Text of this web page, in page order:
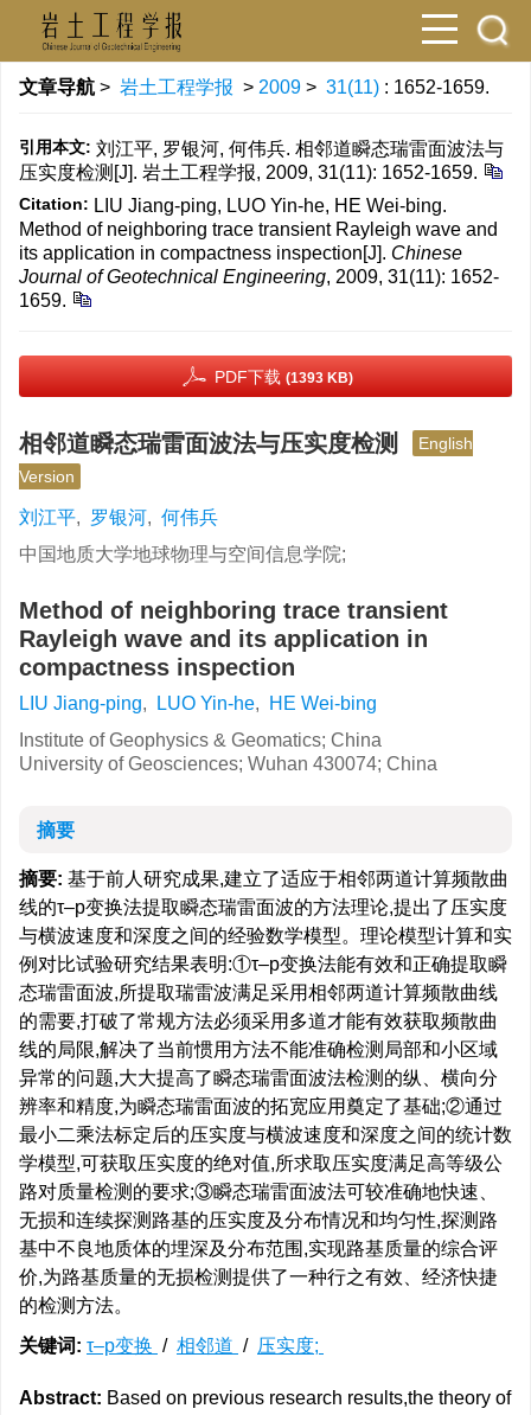
文章导航 > 岩土工程学报 > 2009 > 31(11) : 1652-1659.
引用本文: 刘江平, 罗银河, 何伟兵. 相邻道瞬态瑞雷面波法与
压实度检测[J]. 岩土工程学报, 2009, 31(11): 1652-1659.
Citation: LIU Jiang-ping, LUO Yin-he, HE Wei-bing.
Method of neighboring trace transient Rayleigh wave and
its application in compactness inspection[J]. Chinese
Journal of Geotechnical Engineering, 2009, 31(11): 1652-
1659.
PDF下载 (1393 KB)
相邻道瞬态瑞雷面波法与压实度检测
English
Version
刘江平, 罗银河, 何伟兵
中国地质大学地球物理与空间信息学院;
Method of neighboring trace transient
Rayleigh wave and its application in
compactness inspection
LIU Jiang-ping, LUO Yin-he,
HE Wei-bing
Institute of Geophysics & Geomatics; China
University of Geosciences; Wuhan 430074; China
摘要
摘要: 基于前人研究成果,建立了适应于相邻两道计算频散曲
线的τ–p变换法提取瞬态瑞雷面波的方法理论,提出了压实度
与横波速度和深度之间的经验数学模型。理论模型计算和实
例对比试验研究结果表明:①τ–p变换法能有效和正确提取瞬
态瑞雷面波,所提取瑞雷波满足采用相邻两道计算频散曲线
的需要,打破了常规方法必须采用多道才能有效获取频散曲
线的局限,解决了当前惯用方法不能准确检测局部和小区域
异常的问题,大大提高了瞬态瑞雷面波法检测的纵、横向分
辨率和精度,为瞬态瑞雷面波的拓宽应用奠定了基础;②通过
最小二乘法标定后的压实度与横波速度和深度之间的统计数
学模型,可获取压实度的绝对值,所求取压实度满足高等级公
路对质量检测的要求;③瞬态瑞雷面波法可较准确地快速、
无损和连续探测路基的压实度及分布情况和均匀性,探测路
基中不良地质体的埋深及分布范围,实现路基质量的综合评
价,为路基质量的无损检测提供了一种行之有效、经济快捷
的检测方法。
关键词: τ–p变换 / 相邻道 / 压实度;
Abstract: Based on previous research results,the theory of